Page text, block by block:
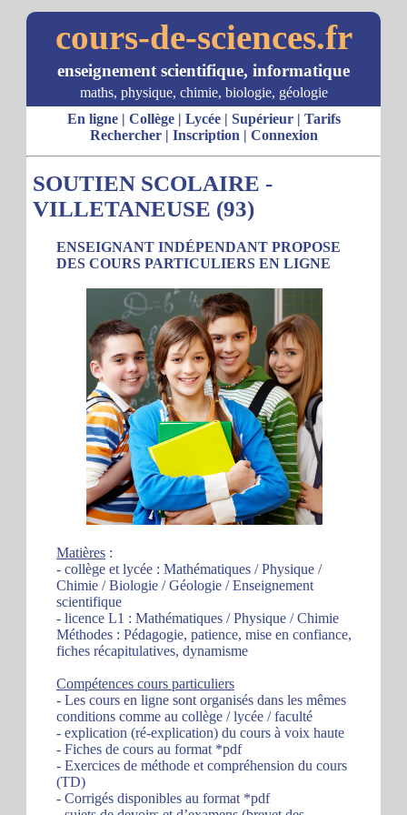
cours-de-sciences.fr
enseignement scientifique, informatique
maths, physique, chimie, biologie, géologie
En ligne| Collège| Lycée| Supérieur| Tarifs
Rechercher| Inscription | Connexion
SOUTIEN SCOLAIRE -
VILLETANEUSE (93)
ENSEIGNANT INDÉPENDANT PROPOSE
DES COURS PARTICULIERS EN LIGNE
Matières :
- collège et lycée : Mathématiques / Physique /
Chimie / Biologie / Géologie / Enseignement
scientifique
- licence L1 : Mathématiques / Physique / Chimie
Méthodes : Pédagogie, patience, mise en confiance,
fiches récapitulatives, dynamisme
Compétences cours particuliers
- Les cours en ligne sont organisés dans les mêmes
conditions comme au collège / lycée / faculté
- explication (ré-explication) du cours à voix haute
- Fiches de cours au format *pdf
- Exercices de méthode et compréhension du cours
(TD)
- Corrigés disponibles au format *pdf